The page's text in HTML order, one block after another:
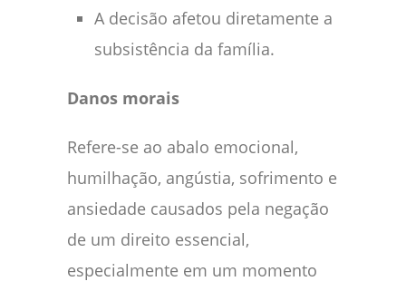
A decisão afetou diretamente a
subsistência da família.
Danos morais
Refere-se ao abalo emocional,
humilhação, angústia, sofrimento e
ansiedade causados pela negação
de um direito essencial,
especialmente em um momento